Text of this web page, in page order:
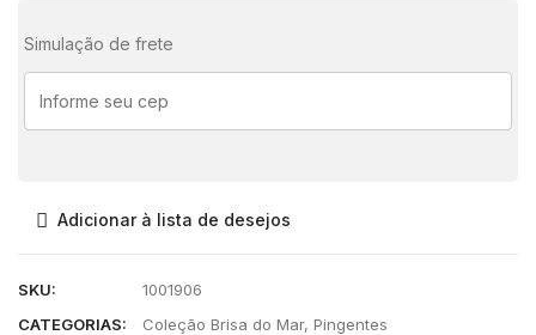
Simulação de frete
Adicionar à lista de desejos
SKU:
1001906
CATEGORIAS:
Coleção Brisa do Mar, Pingentes